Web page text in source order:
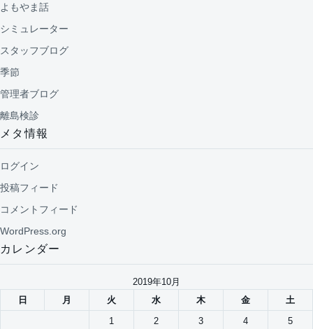
よもやま話
シミュレーター
スタッフブログ
季節
管理者ブログ
離島検診
メタ情報
ログイン
投稿フィード
コメントフィード
WordPress.org
カレンダー
2019年10月
日
月 火 水 木 金
土
1
2 3 4 5